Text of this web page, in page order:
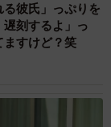
る彼氏」っぷりを
刻するよ」っ
すけど？笑